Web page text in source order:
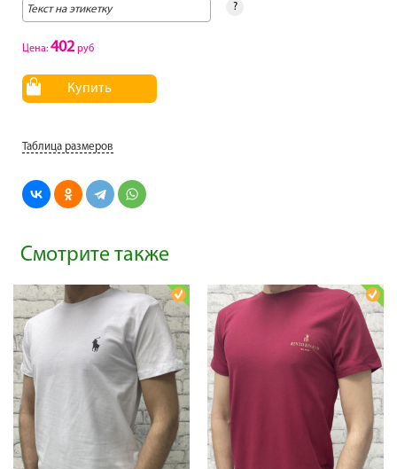
?
Цена: 402 руб
Купить
Таблица размеров
Смотрите также